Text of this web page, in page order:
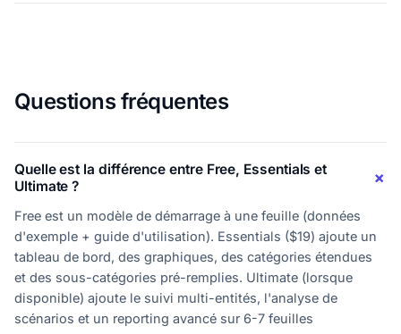
Questions fréquentes
Quelle est la différence entre Free, Essentials et
Ultimate ?
Free est un modèle de démarrage à une feuille (données
d'exemple + guide d'utilisation). Essentials ($19) ajoute un
tableau de bord, des graphiques, des catégories étendues
et des sous-catégories pré-remplies. Ultimate (lorsque
disponible) ajoute le suivi multi-entités, l'analyse de
scénarios et un reporting avancé sur 6-7 feuilles